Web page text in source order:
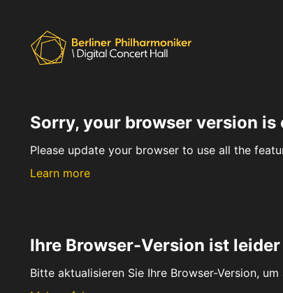
Sorry, your browser version is
Please update your browser to use all the
Learn more
Ihre Browser-Version ist
Bitte aktualisieren Sie Ihre Browser-Version,